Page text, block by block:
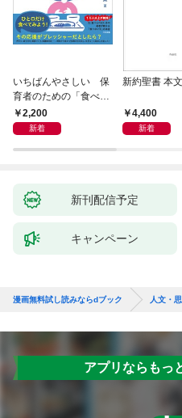
いちばんやさしい 保
育者のための「食べな
い子」サポートＢＯＯ
Ｋ 偏食・少食のお悩
2,200
新着
新約聖書 本
4,400
新着
新刊配信予定
キャンペーン
漫画無料試し読みならdブック 人文・
アプリならもっ